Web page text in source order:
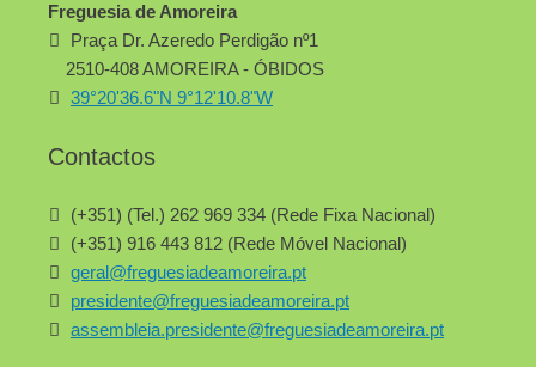
Freguesia de Amoreira
Praça Dr. Azeredo Perdigão nº1
2510-408 AMOREIRA - ÓBIDOS
39°20'36.6"N 9°12'10.8"W
Contactos
(+351) (Tel.) 262 969 334 (Rede Fixa Nacional)
(+351) 916 443 812 (Rede Móvel Nacional)
geral@freguesiadeamoreira.pt
presidente@freguesiadeamoreira.pt
assembleia.presidente@freguesiadeamoreira.pt